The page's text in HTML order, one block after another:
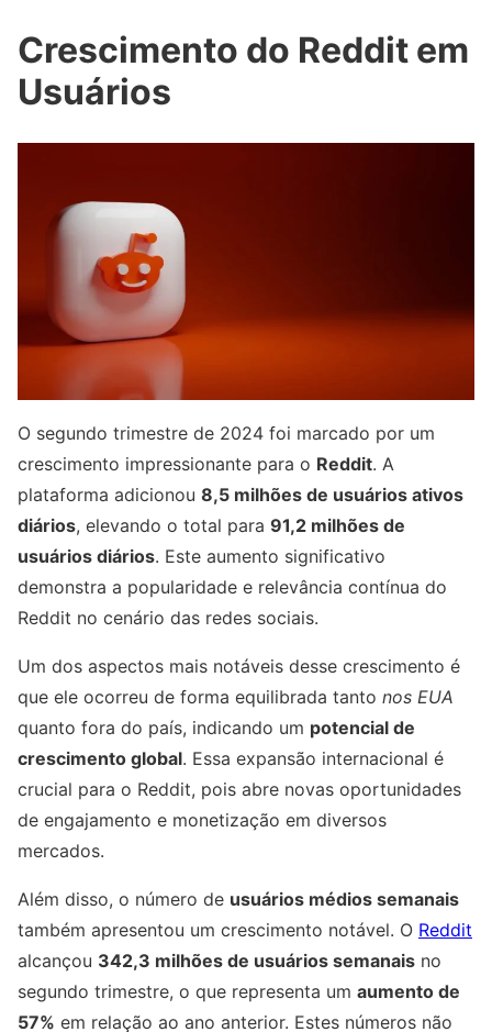
Crescimento do Reddit em
Usuários
O segundo trimestre de 2024 foi marcado por um
crescimento impressionante para o Reddit. A
plataforma adicionou 8,5 milhões de usuários ativos
diários, elevando o total para 91,2 milhões de
usuários diários. Este aumento significativo
demonstra a popularidade e relevância contínua do
Reddit no cenário das redes sociais.
Um dos aspectos mais notáveis desse crescimento é
que ele ocorreu de forma equilibrada tanto nos EUA
quanto fora do país, indicando um potencial de
crescimento global. Essa expansão internacional é
crucial para o Reddit, pois abre novas oportunidades
de engajamento e monetização em diversos
mercados.
Além disso, o número de usuários médios semanais
também apresentou um crescimento notável. O Reddit
alcançou 342,3 milhões de usuários semanais no
segundo trimestre, o que representa um aumento de
57% em relação ao ano anterior. Estes números não